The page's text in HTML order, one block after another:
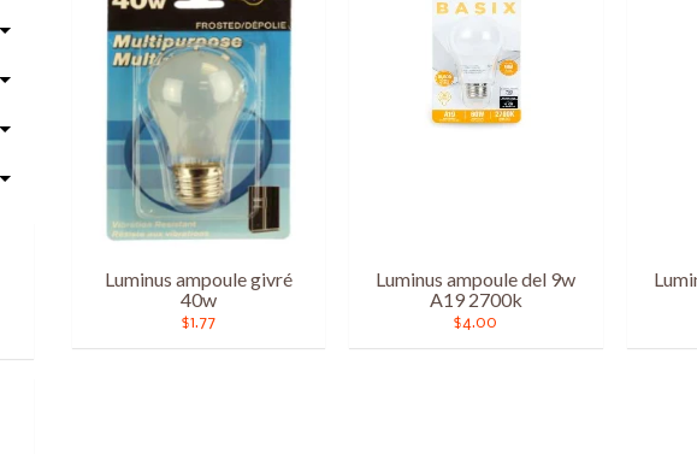
Luminus ampoule givré
40w
$1.77
Luminus ampoule del 9w
A19 2700k
$4.00